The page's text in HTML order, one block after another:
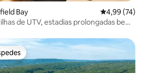
Bay 4,99 de uma
4,99 (74)
de UTV, estadias prolongadas bem-